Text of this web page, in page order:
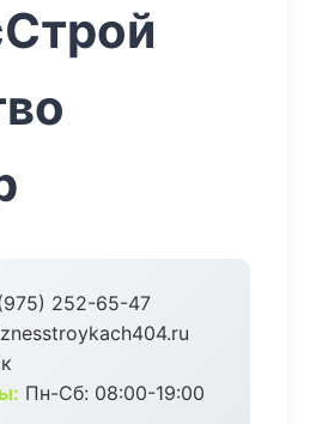
252-65-47
Пн-Сб: 08:00-19:00